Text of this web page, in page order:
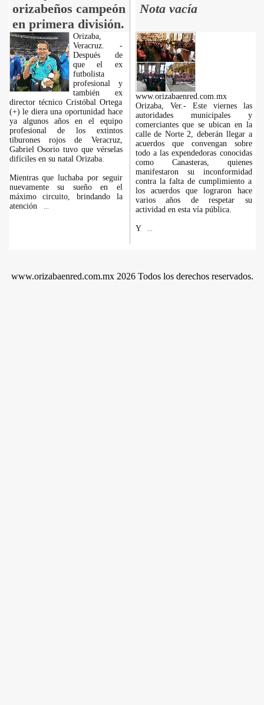
orizabeños campeón
en primera división.
Nota vacía
Orizaba,
Veracruz. -
Después de
que el ex
futbolista
profesional y
también ex
director técnico Cristóbal Ortega
(+) le diera una oportunidad hace
ya algunos años en el equipo
profesional de los extintos
tiburones rojos de Veracruz,
Gabriel Osorio tuvo que vérselas
difíciles en su natal Orizaba.
Mientras que luchaba por seguir
nuevamente su sueño en el
máximo circuito, brindando la
atención
www.orizabaenred.com.mx
Orizaba, Ver.- Este viernes las
autoridades municipales y
comerciantes que se ubican en la
calle de Norte 2, deberán llegar a
acuerdos que convengan sobre
todo a las expendedoras conocidas
como Canasteras, quienes
manifestaron su inconformidad
contra la falta de cumplimiento a
los acuerdos que lograron hace
varios años de respetar su
actividad en esta vía pública.
Y
www.orizabaenred.com.mx 2026 Todos los derechos reservados.